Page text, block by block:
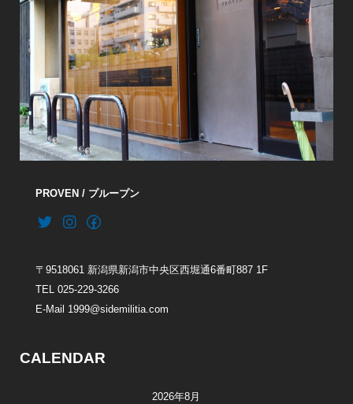
PROVEN / プループン
〒9518061 新潟県新潟市中央区西堀通6番町887 1F
TEL 025-229-3266
E-Mail 1999@sidemilitia.com
CALENDAR
2026年8月